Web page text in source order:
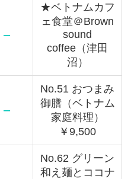
－
★ベトナムカフ
ェ食堂＠Brown
sound
coffee（津田
沼）
－
No.51 おつまみ
御膳（ベトナム
家庭料理）
￥9,500
No.62 グリーン
和え麺とココナ